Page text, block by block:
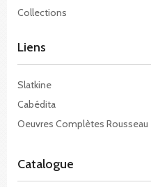
Collections
Liens
Slatkine
Cabédita
Oeuvres Complètes Rousseau
Catalogue